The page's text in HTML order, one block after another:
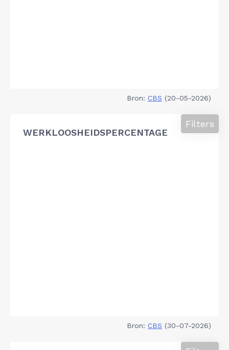
Bron: CBS (20-05-2026)
WERKLOOSHEIDSPERCENTAGE
Filters
Bron: CBS (30-07-2026)